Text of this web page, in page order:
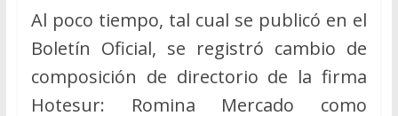
Al poco tiempo, tal cual se publicó en el
Boletín Oficial, se registró cambio de
composición de directorio de la firma
Hotesur: Romina Mercado como